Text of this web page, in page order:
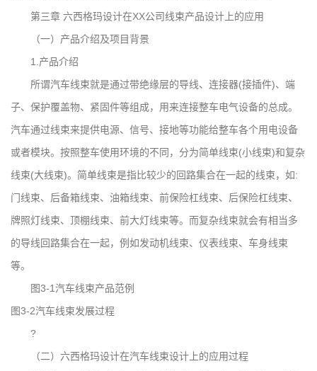
第三章 六西格玛设计在XX公司线束产品设计上的应用
（一）产品介绍及项目背景
1.产品介绍
所谓汽车线束就是通过带绝缘层的导线、连接器(接插件)、端
子、保护覆盖物、紧固件等组成，用来连接整车电气设备的总成。
汽车通过线束来提供电源、信号、接地等功能给整车各个用电设备
或者模块。按照整车使用环境的不同，分为简单线束(小线束)和复杂
线束(大线束)。简单线束是指比较少的回路集合在一起的线束，如:
门线束、后备箱线束、油箱线束、前保险杠线束、后保险杠线束、
牌照灯线束、顶棚线束、前大灯线束等。而复杂线束就会有相当多
的导线回路集合在一起，例如发动机线束、仪表线束、车身线束
等。
图3-1汽车线束产品范例
图3-2汽车线束发展过程
?
（二）六西格玛设计在汽车线束设计上的应用过程